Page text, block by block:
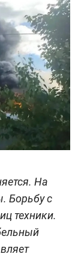
На
Борьбу с
техники.